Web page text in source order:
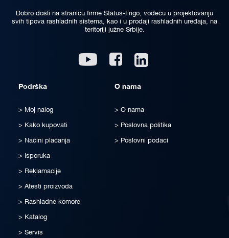
Dobro došli na stranicu firme Status-Frigo, vodeću u projektovanju
svih tipova rashladnih sistema, kao i u prodaji rashladnih uređaja, na
teritoriji južne Srbije.
Youtube Facebook
Podrška
Moj nalog
Kako kupovati
Načini plaćanja
Isporuka
Reklamacije
Atesti proizvoda
Rashladne komore
Katalog
Servis
O nama
O nama
Poslovna politika
Poslovni podaci